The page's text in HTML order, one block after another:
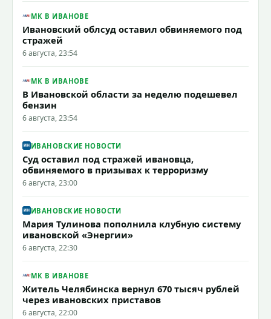
МК В ИВАНОВЕ
Ивановский облсуд оставил обвиняемого под
стражей
6 августа, 23:54
МК В ИВАНОВЕ
В Ивановской области за неделю подешевел
бензин
6 августа, 23:54
ИВАНОВСКИЕ НОВОСТИ
Суд оставил под стражей ивановца,
обвиняемого в призывах к терроризму
6 августа, 23:00
ИВАНОВСКИЕ НОВОСТИ
Мария Тулинова пополнила клубную систему
ивановской «Энергии»
6 августа, 22:30
МК В ИВАНОВЕ
Житель Челябинска вернул 670 тысяч рублей
через ивановских приставов
6 августа, 22:00